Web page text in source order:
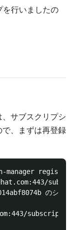
を行いましたの
サブスクリプシ
で、まずは再登録
manager
のシステ